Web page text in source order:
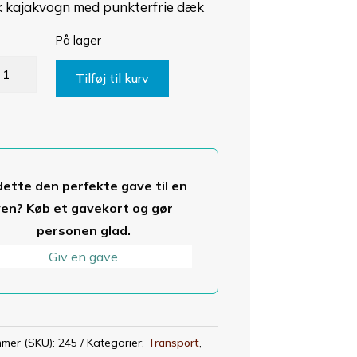
kajakvogn med punkterfrie dæk
På lager
Tilføj til kurv
den perfekte gave til en
Køb et gavekort og gør
personen glad.
Giv en gave
(SKU):245 Kategorier: Transport,